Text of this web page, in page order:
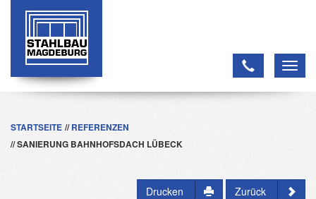
STARTSEITE
REFERENZEN
SANIERUNG BAHNHOFSDACH LÜBECK
Drucken Zurück